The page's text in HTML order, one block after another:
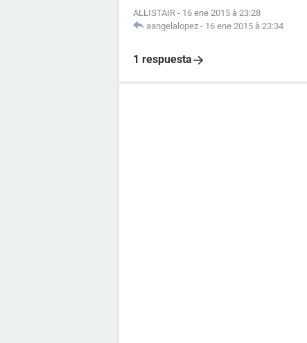
ALLISTAIR - 16 ene 2015 à 23:28
aangelalopez - 16 ene 2015 à 23:34
1 respuesta